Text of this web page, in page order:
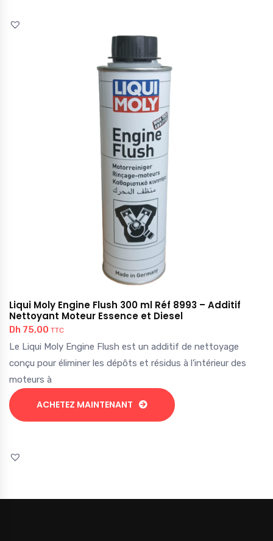
Liqui Moly Engine Flush 300 ml Réf 8993 – Additif
Nettoyant Moteur Essence et Diesel
Dh 75,00 TTC
Le Liqui Moly Engine Flush est un additif de nettoyage
conçu pour éliminer les dépôts et résidus à l’intérieur des
moteurs à
ACHETEZ MAINTENANT